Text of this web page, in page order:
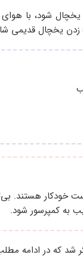
یخچال شود، با
یخچال قدیمی
خودکار هستند.
به کمپرسور شود.